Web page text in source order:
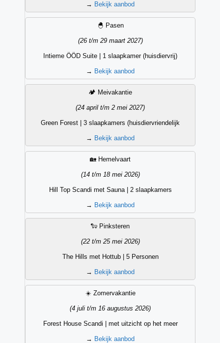
→ Bekijk aanbod
🐣 Pasen
(26 t/m 29 maart 2027)
Intieme ÖÖD Suite | 1 slaapkamer (huisdiervrij)
→ Bekijk aanbod
🏕️ Meivakantie
(24 april t/m 2 mei 2027)
Green Forest | 3 slaapkamers (huisdiervriendelijk
→ Bekijk aanbod
🏡 Hemelvaart
(14 t/m 18 mei 2026)
Hill Top Scandi met Sauna | 2 slaapkamers
→ Bekijk aanbod
🐑 Pinksteren
(22 t/m 25 mei 2026)
The Hills met Hottub | 5 Personen
→ Bekijk aanbod
☀️ Zomervakantie
(4 juli t/m 16 augustus 2026)
Forest House Scandi | met uitzicht op het meer
→ Bekijk aanbod